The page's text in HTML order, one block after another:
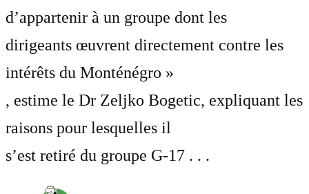
d’appartenir à un groupe dont les
dirigeants œuvrent directement contre les
intérêts du Monténégro »
, estime le Dr Zeljko Bogetic, expliquant les
raisons pour lesquelles il
s’est retiré du groupe G-17 . . .